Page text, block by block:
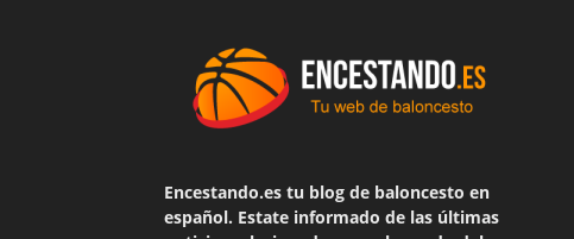
Encestando.es tu blog de baloncesto en
español. Estate informado de las últimas